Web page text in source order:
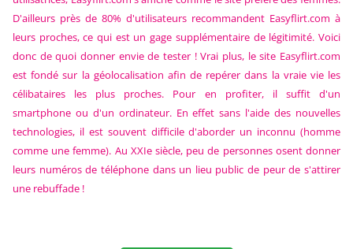
D'ailleurs près de 80% d'utilisateurs recommandent Easyflirt.com à
leurs proches, ce qui est un gage supplémentaire de légitimité. Voici
donc de quoi donner envie de tester ! Vrai plus, le site Easyflirt.com
est fondé sur la géolocalisation afin de repérer dans la vraie vie les
célibataires les plus proches. Pour en profiter, il suffit d'un
smartphone ou d'un ordinateur. En effet sans l'aide des nouvelles
technologies, il est souvent difficile d'aborder un inconnu (homme
comme une femme). Au XXIe siècle, peu de personnes osent donner
leurs numéros de téléphone dans un lieu public de peur de s'attirer
une rebuffade !